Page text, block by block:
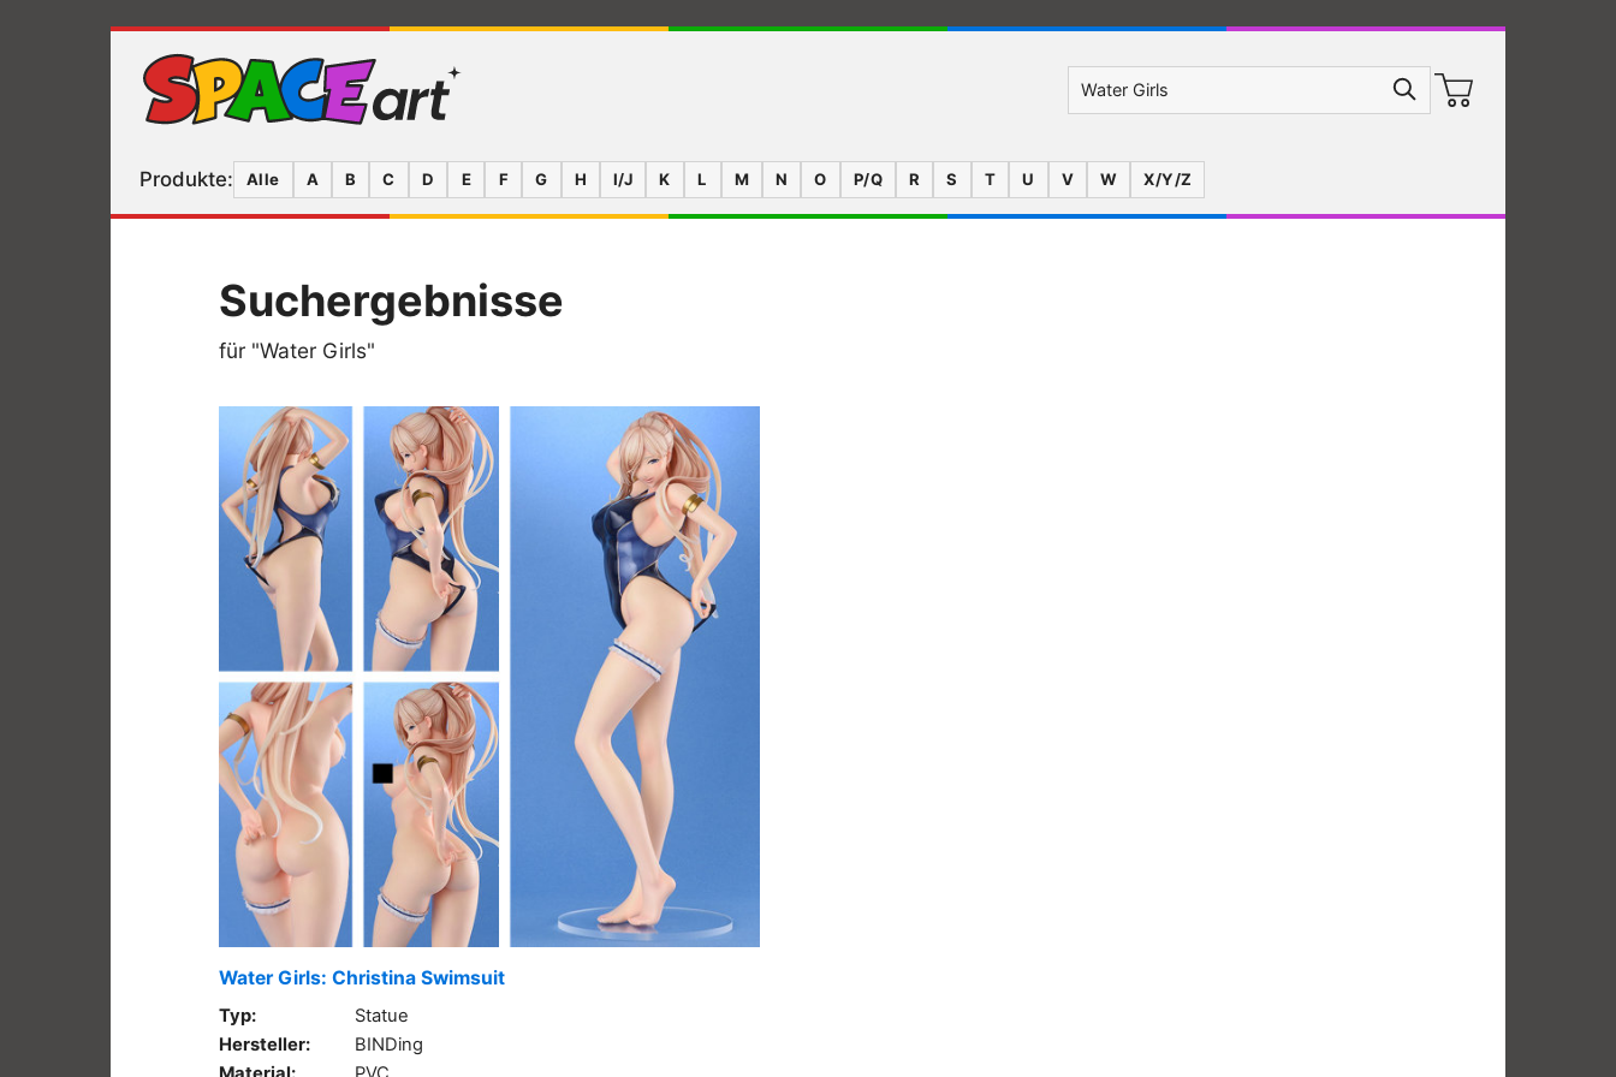
Produkte: Alle A B C D E F G H I/J K L M N O P/Q R S T U V W X/Y/Z
Suchergebnisse
für "Water Girls"
Water Girls: Christina Swimsuit
Typ:
Statue
Hersteller:
BINDing